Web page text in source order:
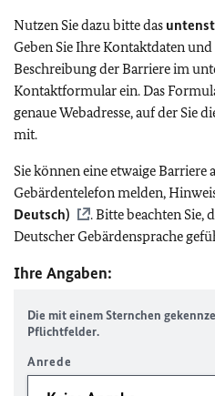
Nutzen Sie dazu bitte das
Geben Sie Ihre Kontaktdaten
Beschreibung der Barriere im
Kontaktformular ein. Das
genaue Webadresse, auf der Sie
mit.
Sie können eine etwaige Barriere
Gebärdentelefon melden,
Deutsch)
. Bitte beachten Sie,
Deutscher Gebärdensprache
Ihre Angaben:
Die mit einem Sternchen
Pflichtfelder.
Anrede